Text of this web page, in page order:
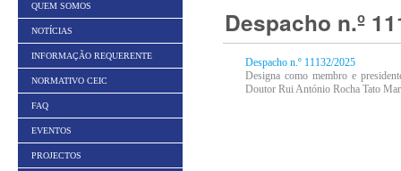
QUEM SOMOS
NOTÍCIAS
INFORMAÇÃO REQUERENTE
NORMATIVO CEIC
FAQ
EVENTOS
PROJECTOS
Despacho n.º
Despacho n.º 11132/2025
Designa como membro e
Doutor Rui António Rocha Tato